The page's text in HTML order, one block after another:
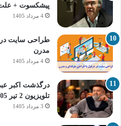
پیشکسوت +
4 مرداد 1405
طراحی سایت در
مدرن
4 مرداد 1405
درگذشت اکبر
تلویزیون 2 تیر 1405 + علت فوت
3 مرداد 1405